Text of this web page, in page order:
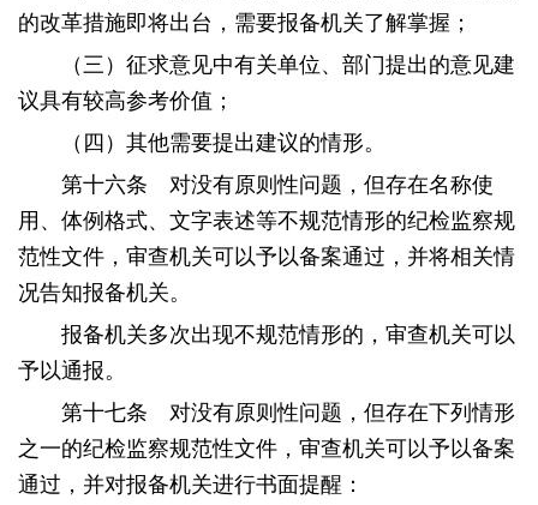
的改革措施即将出台，需要报备机关了解掌握；
（三）征求意见中有关单位、部门提出的意见建
议具有较高参考价值；
（四）其他需要提出建议的情形。
第十六条 对没有原则性问题，但存在名称使
用、体例格式、文字表述等不规范情形的纪检监察规
范性文件，审查机关可以予以备案通过，并将相关情
况告知报备机关。
报备机关多次出现不规范情形的，审查机关可以
予以通报。
第十七条 对没有原则性问题，但存在下列情形
之一的纪检监察规范性文件，审查机关可以予以备案
通过，并对报备机关进行书面提醒：